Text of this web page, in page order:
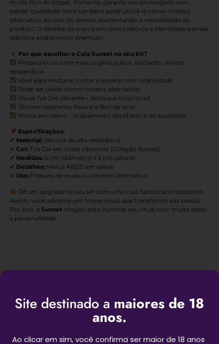
muito fácil de limpar. Portanto, garante uso prolongado sem
perder qualidade. Você também pode utilizá-la como cinzeiro
alternativo ao virar do avesso, aumentando a versatilidade do
produto. O detalhe da marca em relevo reforça a identidade e ainda
adiciona acabamento premium.
Por que escolher a Cuia Sunset no seu kit?
Prepara ervas com mais organização e, portanto, menos
desperdício
Ideal para misturar, cortar e separar com praticidade
Pode ser usada como cinzeiro alternativo
Visual Tye Die vibrante – destaque total no kit
Silicone resistente, flexível e fácil de lavar
Marca em relevo – acabamento detalhado e de qualidade
Especificações:
✔ Material: Silicone de alta resistência
✔ Cor: Tye Die em cores vibrantes (Coleção Sunset)
✔ Medidas: 6 cm (diâmetro) x 3 cm (altura)
✔ Detalhes: Marca ABDZ em relevo
✔ Uso: Preparo de ervas ou cinzeiro alternativo
Dê um upgrade no seu kit com uma cuia funcional e resistente.
Assim, você adiciona um toque visual que transforma sua sessão.
Por isso, a Sunset chegou para iluminar seu ritual com muito estilo
e personalidade.
Produtos Relacionados
Site destinado a maiores de 18
anos.
Ao clicar em sim, você confirma ser maior de 18 anos